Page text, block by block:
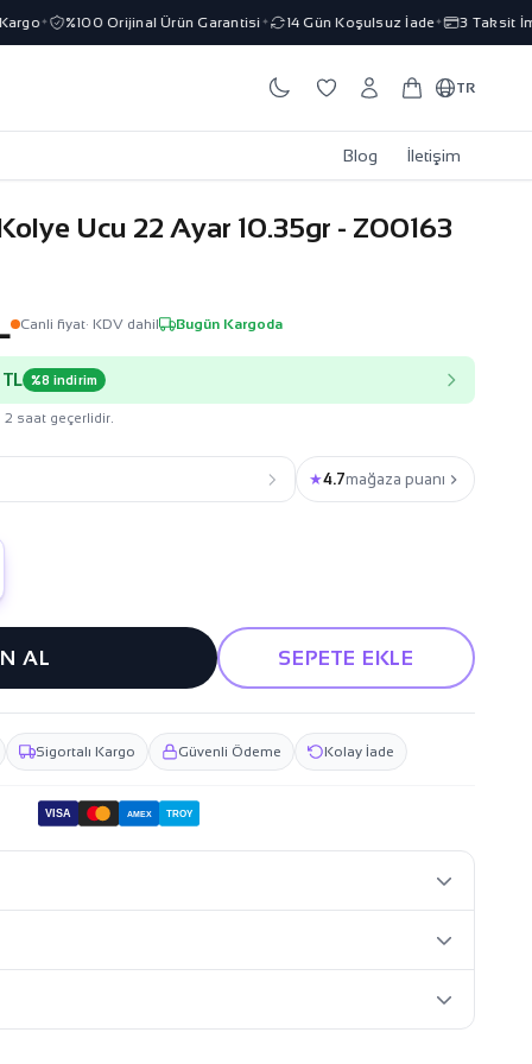
✦ %100 Orijinal Ürün Garantisi✦ 14 Gün Koşulsuz İade ✦ 3 Taksit
TR
Blog İletişim
Ucu 22 Ayar 10.35gr - Z00163
Canli fiyat· KDV dahil Bugün Kargoda
%8 indirim
2 saat geçerlidir.
★4.7mağaza puanı
AL SEPETE EKLE
Sigortalı Kargo Güvenli Ödeme Kolay İade
VISA AMEX TROY